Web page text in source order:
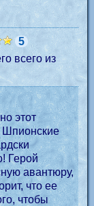
5
всего из
этот
Шпионские
авантюру,
что ее
чтобы